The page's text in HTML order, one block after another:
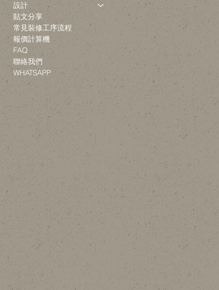
設計
貼文分享
常見裝修工序流程
報價計算機
FAQ
聯絡我們
WHATSAPP